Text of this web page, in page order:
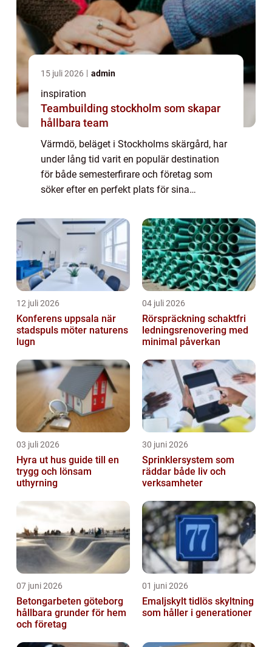
15 juli 2026 admin
inspiration
Teambuilding stockholm som skapar
hållbara team
Värmdö, beläget i Stockholms skärgård, har
under lång tid varit en populär destination
för både semesterfirare och företag som
söker efter en perfekt plats för sina
12 juli 2026
Konferens uppsala när
stadspuls möter naturens
lugn
04 juli 2026
Rörspräckning schaktfri
ledningsrenovering med
minimal påverkan
03 juli 2026
Hyra ut hus guide till en
trygg och lönsam
uthyrning
30 juni 2026
Sprinklersystem som
räddar både liv och
verksamheter
07 juni 2026
Betongarbeten göteborg
hållbara grunder för hem
och företag
01 juni 2026
Emaljskylt tidlös skyltning
som håller i generationer